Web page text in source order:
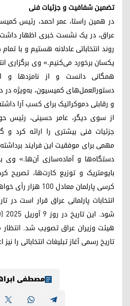
تضمین شفافیت و جزئیات فنی
در همین راستا، عمر احمد، رئیس
عراق، در یک نشست خبری اظهار داشت:
روند انتخاباتی عادلانه هستیم و با
یکسان برخورد می‌کنیم.» وی برگزاری
همگانی دانست و از نامزدها و
دستورالعمل‌های کمیسیون، به‌ویژه در
و رقابتی دموکراتیک برای کسب آرا
از سوی دیگر، عامر حسینی، رئیس
جزئیات فنی بیشتری را ارائه کرد
مهمی برای موفقیت این فرایند
دستگاه‌ها و آماده‌سازی آن‌ها.» وی
بایومتریک و توزیع کارت‌ها، تصریح
کرسی پارلمان معادل ۱۰۰ هزار رأی خواهد بود.
هیئت وزیران عراق تصویب شد.
تاریخ رسمی آغاز تبلیغات انتخاباتی را نیز
مصطفی